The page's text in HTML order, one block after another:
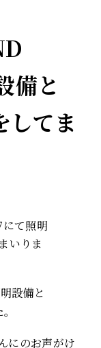
備と
てま
設備と
にのお声がけ